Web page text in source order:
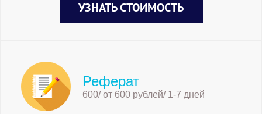
УЗНАТЬ СТОИМОСТЬ
Реферат
600/ от 600 рублей/ 1-7 дней